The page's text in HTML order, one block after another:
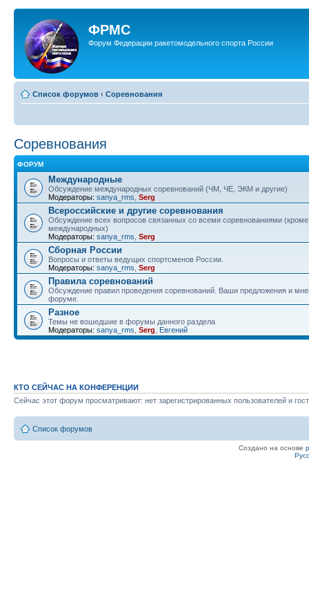
ФРМС
Форум Федерации ракетомодельного спорта России
Список форумов ‹ Соревнования
Соревнования
ФОРУМ
Международные
Обсуждение международных соревнований (ЧМ, ЧЕ, ЭКМ и другие)
Модераторы: sanya_rms Serg
Всероссийские и другие соревнования
Обсуждение всех вопросов связанных со всеми соревнованиями (кроме
международных)
Модераторы: sanya_rms Serg
Сборная России
Вопросы и ответы ведущих спортсменов России.
Модераторы: sanya_rms Serg
Правила соревнований
Обсуждение правил проведения соревнований. Ваши предложения и
форуме.
Разное
Темы не вошедшие в форумы данного раздела
Модераторы: sanya_rms Serg Евгений
КТО СЕЙЧАС НА КОНФЕРЕНЦИИ
Сейчас этот форум просматривают: нет зарегистрированных пользователей и
Список форумов
Создано на основе